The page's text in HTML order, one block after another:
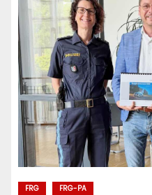
FRG FRG-PA